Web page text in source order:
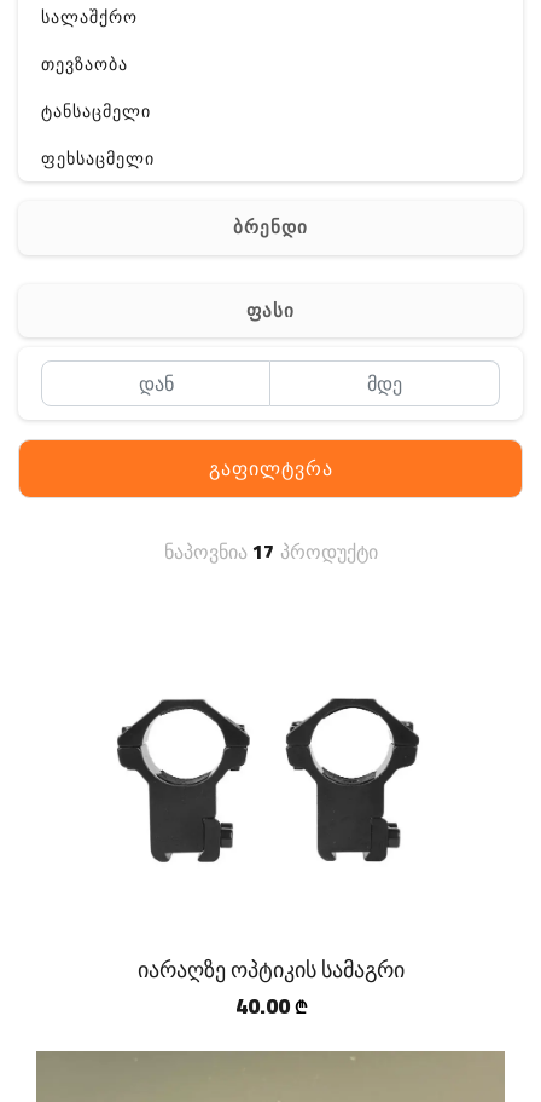
სალაშქრო
თევზაობა
ტანსაცმელი
ფეხსაცმელი
აქსესუარები
Off-Road
ბრენდი
ფასი
გაფილტვრა
ნაპოვნია17 პროდუქტი
იარაღზე ოპტიკის სამაგრი
40.00 ₾